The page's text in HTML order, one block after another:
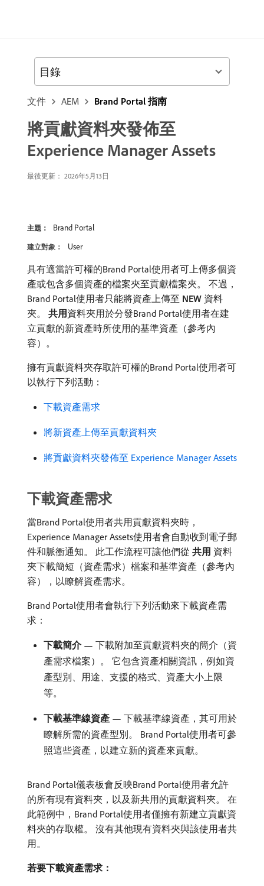
文件 AEM Brand Portal 指南
將貢獻資料夾發佈至
Experience Manager Assets
最後更新： 2026年5月13日
主題： Brand Portal
建立對象： User
具有適當許可權的Brand Portal使用者可上傳多個資
產或包含多個資產的檔案夾至貢獻檔案夾。 不過，
Brand Portal使用者只能將資產上傳至​ NEW ​資料
夾。 共用 ​資料夾用於分發Brand Portal使用者在建
立貢獻的新資產時所使用的基準資產（參考內
容）。
擁有貢獻資料夾存取許可權的Brand Portal使用者可
以執行下列活動：
下載資產需求
將新資產上傳至貢獻資料夾
將貢獻資料夾發佈至 Experience Manager Assets
下載資產需求
當Brand Portal使用者共用貢獻資料夾時，
Experience Manager Assets使用者會自動收到電子郵
件和脈衝通知。 此工作流程可讓他們從​ 共用 ​資料
夾下載簡短（資產需求）檔案和基準資產（參考內
容），以瞭解資產需求。
Brand Portal使用者會執行下列活動來下載資產需
求：
下載簡介— 下載附加至貢獻資料夾的簡介（資
產需求檔案）。 它包含資產相關資訊，例如資
產型別、用途、支援的格式、資產大小上限
等。
下載基準線資產 — 下載基準線資產，其可用於
瞭解所需的資產型別。 Brand Portal使用者可參
照這些資產，以建立新的資產來貢獻。
Brand Portal儀表板會反映Brand Portal使用者允許
的所有現有資料夾，以及新共用的貢獻資料夾。 在
此範例中，Brand Portal使用者僅擁有新建立貢獻資
料夾的存取權。 沒有其他現有資料夾與該使用者共
用。
若要下載資產需求：
目錄